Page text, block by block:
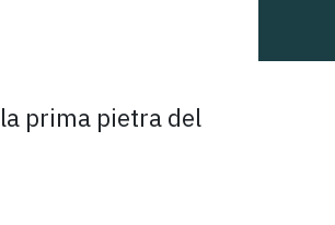
prima pietra del